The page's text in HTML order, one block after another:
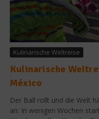
Kulinarische Weltreise
Kulinarische
México
Der Ball rollt und die Welt
an: In wenigen Wochen